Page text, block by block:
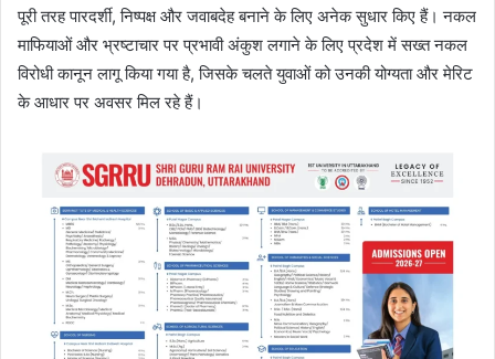
पूरी तरह पारदर्शी, निष्पक्ष और जवाबदेह बनाने के लिए अनेक सुधार किए हैं। नकल
माफियाओं और भ्रष्टाचार पर प्रभावी अंकुश लगाने के लिए प्रदेश में सख्त नकल
विरोधी कानून लागू किया गया है, जिसके चलते युवाओं को उनकी योग्यता और मेरिट
के आधार पर अवसर मिल रहे हैं।